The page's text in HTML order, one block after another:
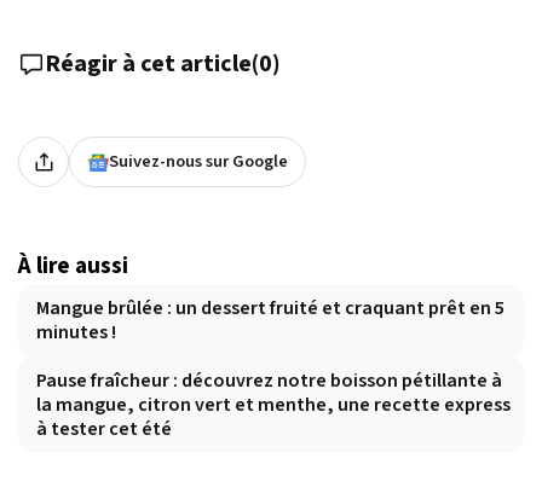
Réagir à cet article(0)
Suivez-nous sur Google
À lire aussi
Mangue brûlée : un dessert fruité et craquant prêt en 5
minutes !
Pause fraîcheur : découvrez notre boisson pétillante à
la mangue, citron vert et menthe, une recette express
à tester cet été